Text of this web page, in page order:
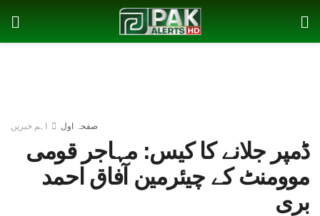
صفحہ اول اہم خبریں
ڈمپر جلانے کا کیس: مہاجر قومی
موومنٹ کے چیئرمین آفاق احمد
بری